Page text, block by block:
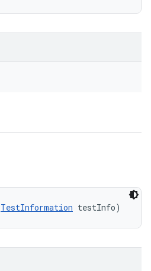
TestInformation testInfo)